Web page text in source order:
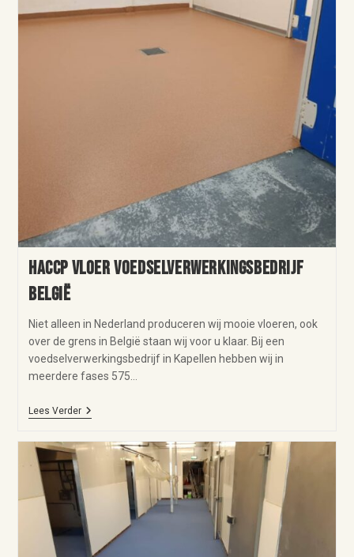
HACCP vloer voedselverwerkingsbedrijf
België
Niet alleen in Nederland produceren wij mooie vloeren, ook
over de grens in België staan wij voor u klaar. Bij een
voedselverwerkingsbedrijf in Kapellen hebben wij in
meerdere fases 575…
Lees Verder